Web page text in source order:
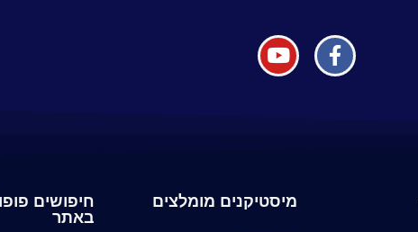
מיסטיקנים מומלצים
חיפושים
באתר